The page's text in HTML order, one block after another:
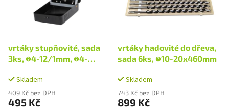
d
u
t
ů
vrtáky stupňovité, sada
3ks, ∅4-12/1mm, ∅4-
Skladem
409 Kč bez DPH
495 Kč
vrtáky hadovité do dřeva,
sada 6ks, ∅10-20x460mm
Skladem
743 Kč bez DPH
899 Kč